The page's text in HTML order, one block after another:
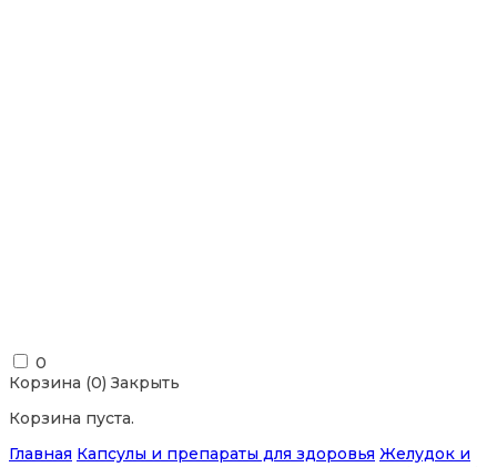
0
Корзина (0) Закрыть
Корзина пуста.
Главная Капсулы и препараты для здоровья Желудок и